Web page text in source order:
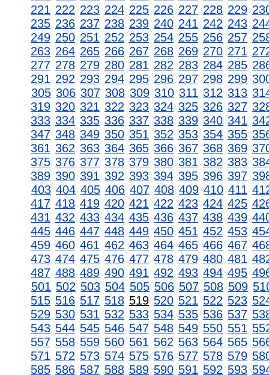
221 222 223 224 225 226 227 228 229
235 236 237 238 239 240 241 242 243
249 250 251 252 253 254 255 256 257
263 264 265 266 267 268 269 270 271
277 278 279 280 281 282 283 284 285
291 292 293 294 295 296 297 298 299
305 306 307 308 309 310 311 312 313
319 320 321 322 323 324 325 326 327
333 334 335 336 337 338 339 340 341
347 348 349 350 351 352 353 354 355
361 362 363 364 365 366 367 368 369
375 376 377 378 379 380 381 382 383
389 390 391 392 393 394 395 396 397
403 404 405 406 407 408 409 410 411
417 418 419 420 421 422 423 424 425
431 432 433 434 435 436 437 438 439
445 446 447 448 449 450 451 452 453
459 460 461 462 463 464 465 466 467
473 474 475 476 477 478 479 480 481
487 488 489 490 491 492 493 494 495
501 502 503 504 505 506 507 508 509
515 516 517 518 519 520 521 522 523
529 530 531 532 533 534 535 536 537
543 544 545 546 547 548 549 550 551
557 558 559 560 561 562 563 564 565
571 572 573 574 575 576 577 578 579
585 586 587 588 589 590 591 592 593